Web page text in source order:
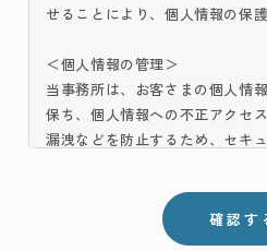
せることにより、個人情報の保
＜個人情報の管理＞
当事務所は、お客さまの個人情
保ち、個人情報への不正アクセ
漏洩などを防止するため、セキ
安全対策を実施し個人情報の厳
＜個人情報の利用目的＞